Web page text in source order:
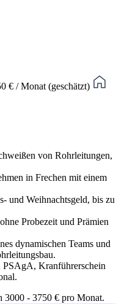
€ / Monat (geschätzt)
von Rohrleitungen,
in Frechen mit einem
und Weihnachtsgeld, bis zu
Probezeit und Prämien
dynamischen Teams und
Kranführerschein
3000 - 3750 € pro Monat.